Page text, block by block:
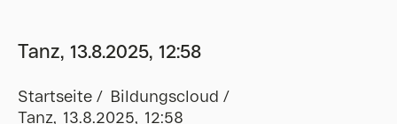
Tanz, 13.8.2025, 12:58
Startseite
Bildungscloud
Tanz, 13.8.2025, 12:58